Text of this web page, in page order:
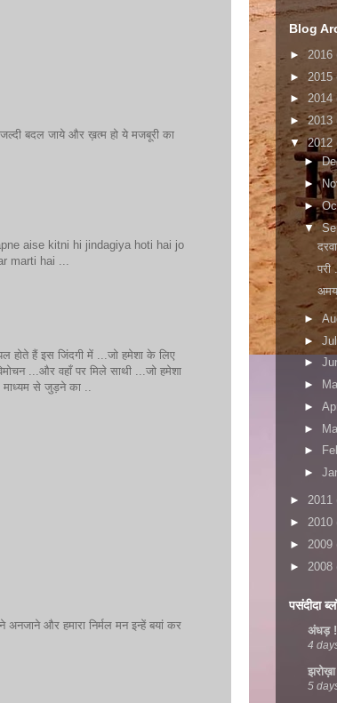
बदल जाये और ख़त्म हो ये मजबूरी का
aise kitni hi jindagiya hoti hai jo
marti hai ...
हैं इस जिंदगी में ...जो हमेशा के लिए
...और वहाँ पर मिले साथी ...जो हमेशा
से जुड़ने का ..
अनजाने और हमारा निर्मल मन इन्हें बयां कर
Blog
► 2016
► 2015
► 2014
►2013
▼2012
►
►
►
▼
परी
►
►
►
►
►
►
►
►
► 2011
► 2010
► 2009
► 2008
पसंदीदा
अंधड़ !
4
झरोख़ा
5